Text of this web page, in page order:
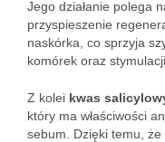
Jego działanie polega
przyspieszenie
naskórka, co sprzyja
komórek oraz
Z kolei kwas
który ma właściwości
sebum. Dzięki temu, że